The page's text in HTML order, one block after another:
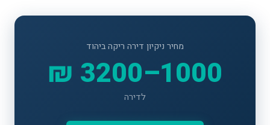
מחיר ניקיון דירה ריקה ביהוד
1000–3200 ₪
לדירה